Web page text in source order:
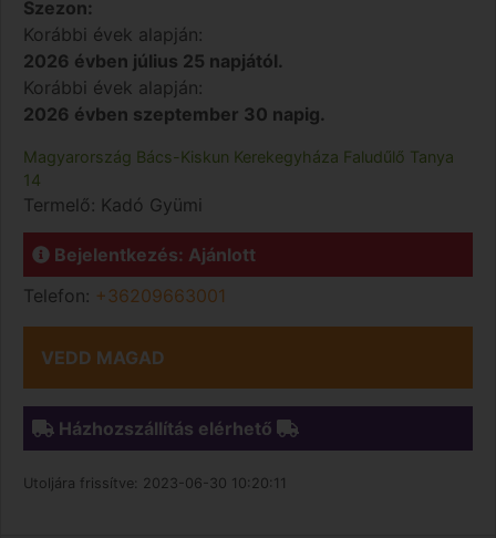
Szezon:
Korábbi évek alapján:
2026 évben július 25 napjától.
Korábbi évek alapján:
2026 évben szeptember 30 napig.
Magyarország Bács-Kiskun Kerekegyháza Faludűlő Tanya
14
Termelő: Kadó Gyümi
Bejelentkezés: Ajánlott
Telefon: +36209663001
VEDD MAGAD
Házhozszállítás elérhető
Utoljára frissítve: 2023-06-30 10:20:11